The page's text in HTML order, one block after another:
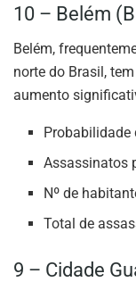
10 – Belém
Belém,
norte do Brasil,
aumento
Probabilidade
Assassinatos
Nº de
Total de
9 – Cidade